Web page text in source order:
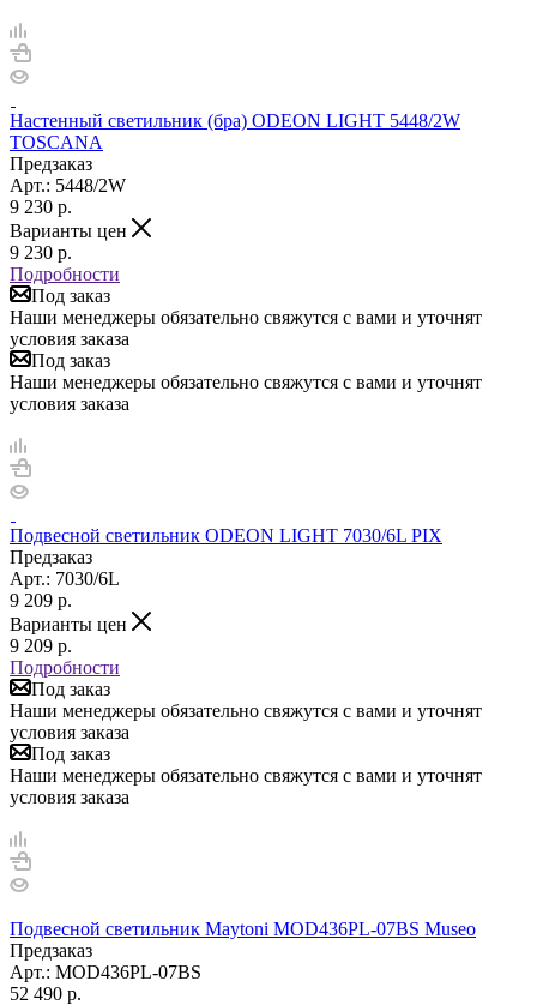
Настенный светильник (бра) ODEON LIGHT 5448/2W
TOSCANA
Предзаказ
Арт.: 5448/2W
9 230 р.
Варианты цен
9 230 р.
Подробности
Под заказ
Наши менеджеры обязательно свяжутся с вами и уточнят
условия заказа
Под заказ
Наши менеджеры обязательно свяжутся с вами и уточнят
условия заказа
Подвесной светильник ODEON LIGHT 7030/6L PIX
Предзаказ
Арт.: 7030/6L
9 209 р.
Варианты цен
9 209 р.
Подробности
Под заказ
Наши менеджеры обязательно свяжутся с вами и уточнят
условия заказа
Под заказ
Наши менеджеры обязательно свяжутся с вами и уточнят
условия заказа
Подвесной светильник Maytoni MOD436PL-07BS Museo
Предзаказ
Арт.: MOD436PL-07BS
52 490 р.